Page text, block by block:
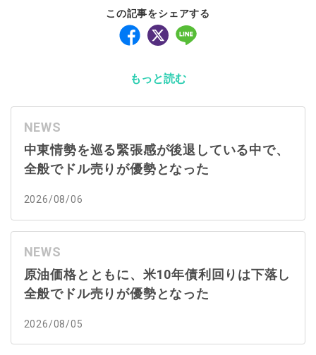
この記事をシェアする
もっと読む
NEWS
中東情勢を巡る緊張感が後退している中で、
全般でドル売りが優勢となった
2026/08/06
NEWS
原油価格とともに、米10年債利回りは下落し
全般でドル売りが優勢となった
2026/08/05